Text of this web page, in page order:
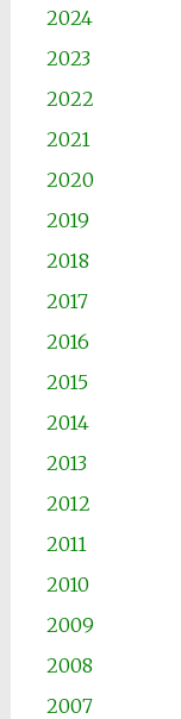
2024
2023
2022
2021
2020
2019
2018
2017
2016
2015
2014
2013
2012
2011
2010
2009
2008
2007